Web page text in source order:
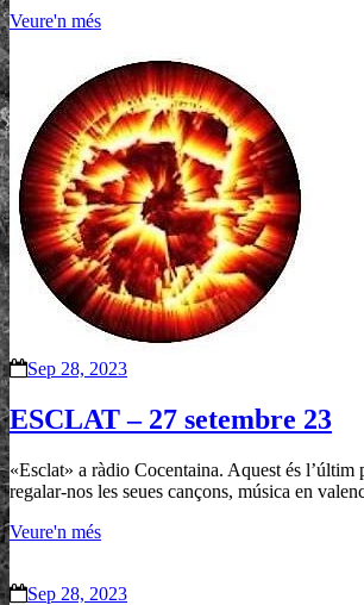
Veure'n més
Sep 28, 2023
ESCLAT – 27 setembre 23
«Esclat» a ràdio Cocentaina. Aquest és
regalar-nos les seues cançons, música en
Veure'n més
Sep 28, 2023